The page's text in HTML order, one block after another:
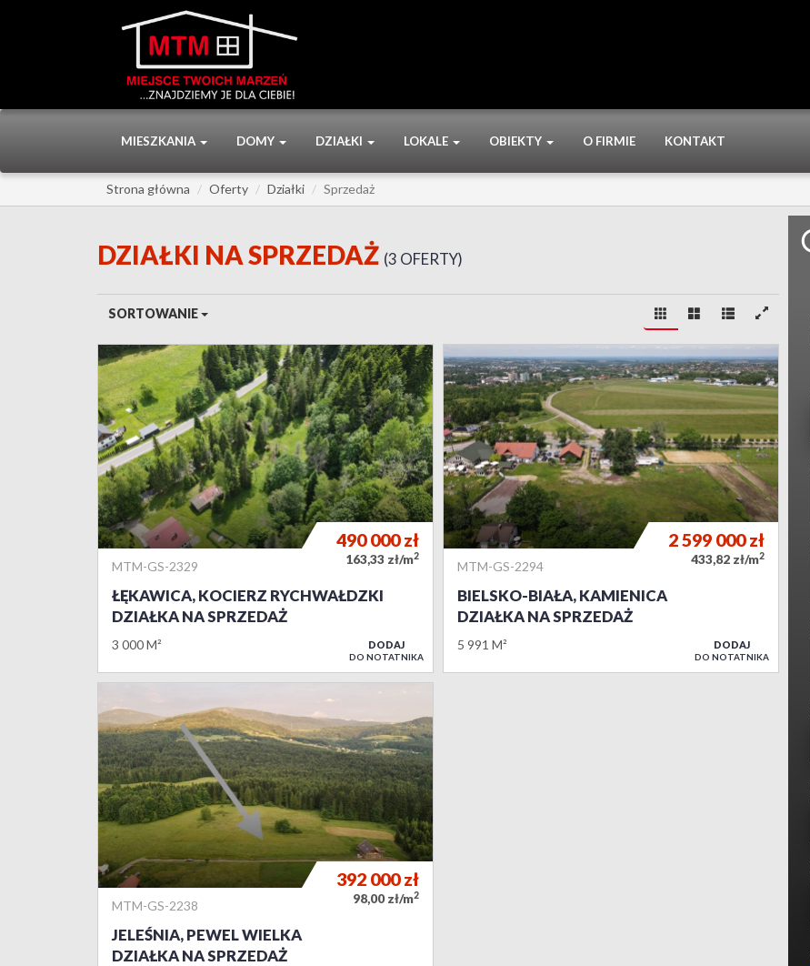
MIESZKANIA DOMY DZIAŁKI LOKALE OBIEKTY O FIRMIE KONTAKT
Strona główna Oferty Działki Sprzedaż
DZIAŁKI NA SPRZEDAŻ 3 OFERTY
SORTOWANIE
MTM-GS-2329
ŁĘKAWICA, KOCIERZ RYCHWAŁDZKI
DZIAŁKA NA SPRZEDAŻ
3 000 M²
490 000zł
163,33 zł/m2
DODAJ
DO NOTATNIKA
MTM-GS-2294
BIELSKO-BIAŁA, KAMIENICA
DZIAŁKA NA SPRZEDAŻ
5 991 M²
2 599 000zł
433,82 zł/m2
DODAJ
DO NOTATNIKA
MTM-GS-2238
JELEŚNIA, PEWEL WIELKA
DZIAŁKA NA SPRZEDAŻ
392 000zł
98,00 zł/m2